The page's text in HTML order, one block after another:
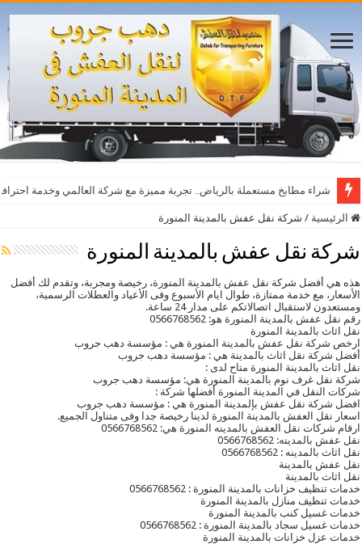
شراء مطابخ مستعملة بالرياض.. تجربة مميزة مع شركة العالمي وخدمة
الرئيسية / شركة نقل عفش بالمدينة المنورة
شركة نقل عفش بالمدينة المنورة
هذه هي أفضل شركة نقل عفش بالمدينة المنورة، رخيصة ومجربة، وتقدم لك أفضل
الأسعار، مع خدمة ممتازة، طوال ايام الأسبوع وفى الأعياد والعطلات الرسمية،
ومستعدون لاستقبال اتصالاتكم على مدار 24 ساعة.
رقم نقل عفش بالمدينة المنورة هو: 0566768562
نقل اثاث بالمدينة المنورة
ارخص شركة نقل عفش بالمدينة المنورة هي : مؤسسة دهب جروب
أفضل شركة نقل اثاث بالمدينة هي : مؤسسة دهب جروب
نقل اثاث بالمدينة المنورة متاح لدى :
شركة نقل غرف نوم بالمدينة المنورة هي: مؤسسة دهب جروب
شركات النقل في المدينة المنورة أفضلها شركة :
افضل شركة نقل عفش بإلمدينة المنورة هي : مؤسسة دهب جروب
اسعار نقل العفش بالمدينة المنورة لدينا رخيصة جدا وفى متناول الجميع.
ارقام شركات نقل العفش بالمدينه المنورة هي: 0566768562
نقل عفش بالمدينه: 0566768562
نقل اثاث بالمدينه : 0566768562
نقل عفش بالمدينة
نقل اثاث بالمدينة
خدمات تنظيف خزانات بالمدينة المنورة : 0566768562
خدمات تنظيف منازل بالمدينة المنورة
خدمات غسيل كنب بالمدينة المنورة
خدمات غسيل سجاد بالمدينة المنورة : 0566768562
خدمات عزل خزانات بالمدينة المنورة